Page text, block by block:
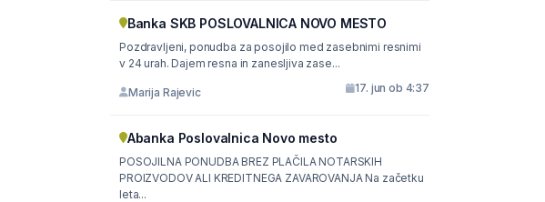
Banka SKB POSLOVALNICA NOVO MESTO
Pozdravljeni, ponudba za posojilo med zasebnimi resnimi
v 24 urah. Dajem resna in zanesljiva zase...
Marija Rajevic 17. jun ob 4:37
Abanka Poslovalnica Novo mesto
POSOJILNA PONUDBA BREZ PLAČILA NOTARSKIH
PROIZVODOV ALI KREDITNEGA ZAVAROVANJA Na začetku
leta...